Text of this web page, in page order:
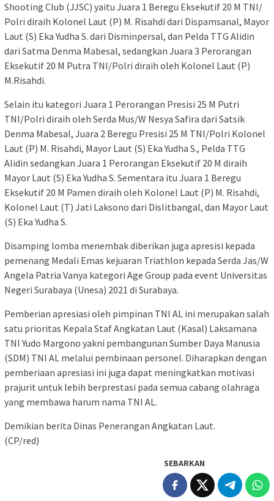
Shooting Club (JJSC) yaitu Juara 1 Beregu Eksekutif 20 M TNI/
Polri diraih Kolonel Laut (P) M. Risahdi dari Dispamsanal, Mayor
Laut (S) Eka Yudha S. dari Disminpersal, dan Pelda TTG Alidin
dari Satma Denma Mabesal, sedangkan Juara 3 Perorangan
Eksekutif 20 M Putra TNI/Polri diraih oleh Kolonel Laut (P)
M.Risahdi.
Selain itu kategori Juara 1 Perorangan Presisi 25 M Putri
TNI/Polri diraih oleh Serda Mus/W Nesya Safira dari Satsik
Denma Mabesal, Juara 2 Beregu Presisi 25 M TNI/Polri Kolonel
Laut (P) M. Risahdi, Mayor Laut (S) Eka Yudha S., Pelda TTG
Alidin sedangkan Juara 1 Perorangan Eksekutif 20 M diraih
Mayor Laut (S) Eka Yudha S. Sementara itu Juara 1 Beregu
Eksekutif 20 M Pamen diraih oleh Kolonel Laut (P) M. Risahdi,
Kolonel Laut (T) Jati Laksono dari Dislitbangal, dan Mayor Laut
(S) Eka Yudha S.
Disamping lomba menembak diberikan juga apresisi kepada
pemenang Medali Emas kejuaran Triathlon kepada Serda Jas/W
Angela Patria Vanya kategori Age Group pada event Universitas
Negeri Surabaya (Unesa) 2021 di Surabaya.
Pemberian apresiasi oleh pimpinan TNI AL ini merupakan salah
satu prioritas Kepala Staf Angkatan Laut (Kasal) Laksamana
TNI Yudo Margono yakni pembangunan Sumber Daya Manusia
(SDM) TNI AL melalui pembinaan personel. Diharapkan dengan
pemberiaan apresiasi ini juga dapat meningkatkan motivasi
prajurit untuk lebih berprestasi pada semua cabang olahraga
yang membawa harum nama TNI AL.
Demikian berita Dinas Penerangan Angkatan Laut.
(CP/red)
SEBARKAN